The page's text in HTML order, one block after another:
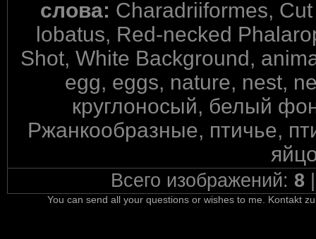
слова: Charadriiformes,
lobatus, Red-necked
Shot, White Background,
egg, eggs, nature, nest,
круглоносый, белый
Ржанкообразные, птичье,
Всего изображений: 8
You can send all your questions or wishes to me. Kontakt